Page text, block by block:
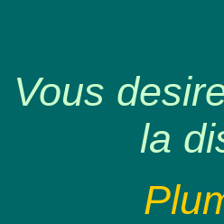
Vous
la